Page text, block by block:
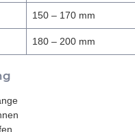
150 – 170 mm
180 – 200 mm